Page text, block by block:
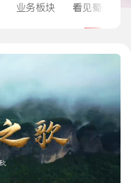
业务板块 看见蜀道